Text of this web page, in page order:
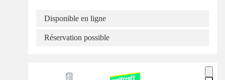
Disponible en ligne
Réservation possible